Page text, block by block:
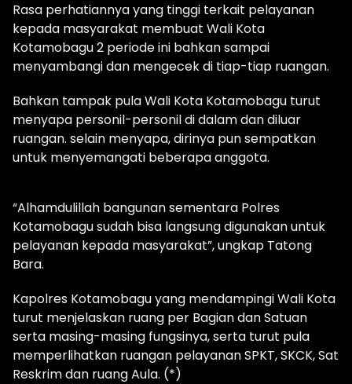
Rasa perhatiannya yang tinggi terkait pelayanan
kepada masyarakat membuat Wali Kota
Kotamobagu 2 periode ini bahkan sampai
menyambangi dan mengecek di tiap-tiap ruangan.
Bahkan tampak pula Wali Kota Kotamobagu turut
menyapa personil-personil di dalam dan diluar
ruangan. selain menyapa, dirinya pun sempatkan
untuk menyemangati beberapa anggota.
“Alhamdulillah bangunan sementara Polres
Kotamobagu sudah bisa langsung digunakan untuk
pelayanan kepada masyarakat”, ungkap Tatong
Bara.
Kapolres Kotamobagu yang mendampingi Wali Kota
turut menjelaskan ruang per Bagian dan Satuan
serta masing-masing fungsinya, serta turut pula
memperlihatkan ruangan pelayanan SPKT, SKCK, Sat
Reskrim dan ruang Aula. (*)